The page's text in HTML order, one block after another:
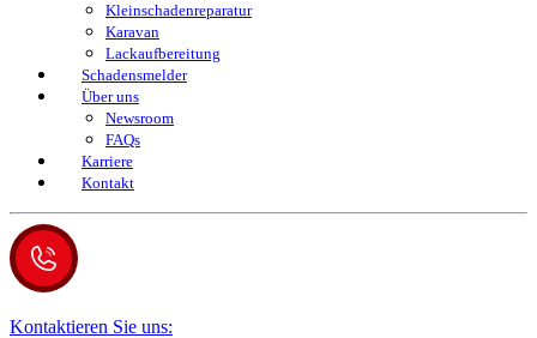
Kleinschadenreparatur
Karavan
Lackaufbereitung
Schadensmelder
Über uns
Newsroom
FAQs
Karriere
Kontakt
Kontaktieren Sie uns: